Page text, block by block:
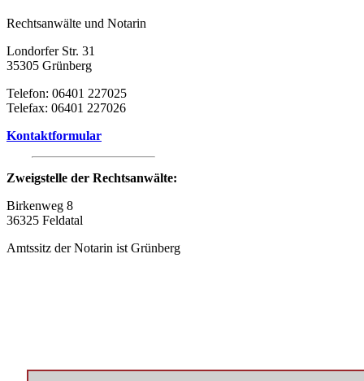
Rechtsanwälte und Notarin
Londorfer Str. 31
35305 Grünberg
Telefon: 06401 227025
Telefax: 06401 227026
Kontaktformular
Zweigstelle der Rechtsanwälte:
Birkenweg 8
36325 Feldatal
Amtssitz der Notarin ist Grünberg